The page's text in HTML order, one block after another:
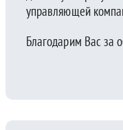
управляющей
Благодарим Вас за